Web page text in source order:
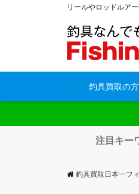
リールやロッドルア
釣具買取の
注目キー
釣具買取日本一フ